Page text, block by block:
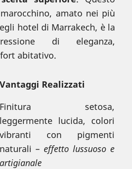
amato nei più
hotel di Marrakech, è la
di eleganza,
abitativo.
Vantaggi Realizzati
Finitura setosa,
leggermente lucida, colori
vibranti con pigmenti
naturali – effetto lussuoso e
artigianale